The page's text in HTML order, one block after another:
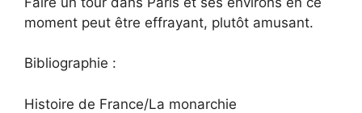
moment peut être effrayant, plutôt amusant.
Bibliographie :
Histoire de France/La monarchie